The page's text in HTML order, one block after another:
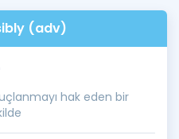
(adv)
hak eden bir